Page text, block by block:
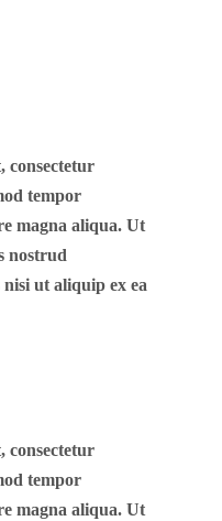
consectetur
tempor
magna aliqua. Ut
nostrud
ut aliquip ex ea
consectetur
tempor
magna aliqua. Ut